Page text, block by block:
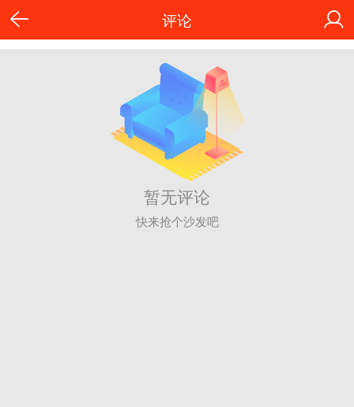
评论
暂无评论
快来抢个沙发吧